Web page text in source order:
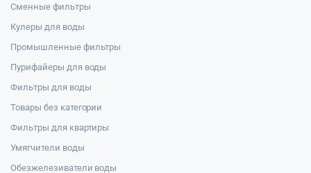
Сменные фильтры
Кулеры для воды
Промышленные фильтры
Пурифайеры для воды
Фильтры для воды
Товары без категории
Фильтры для квартиры
Умягчители воды
Обезжелезиватели воды